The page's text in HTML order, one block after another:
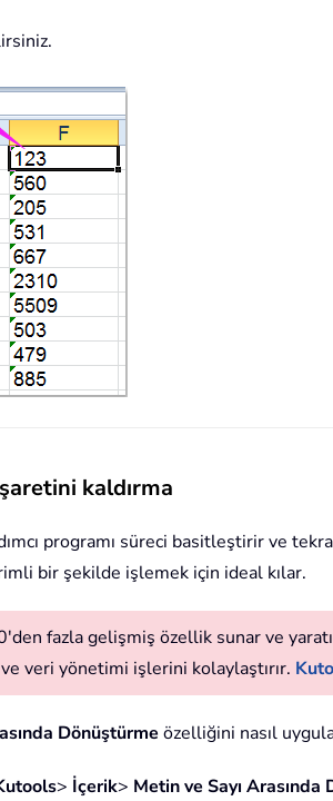
kaldırma
programı süreci basitleştirir ve
bir şekilde işlemek için ideal kılar.
fazla gelişmiş özellik sunar ve
veri yönetimi işlerini kolaylaştırır.
Dönüştürme özelliğini nasıl
> İçerik> Metin ve Sayı Arasında